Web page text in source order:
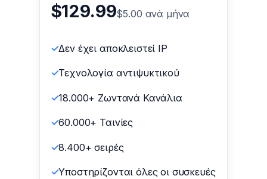
$129.99$5.00 ανά μήνα
Δεν έχει αποκλειστεί IP
Τεχνολογία αντιψυκτικού
18.000+ Ζωντανά Κανάλια
60.000+ Ταινίες
8.400+ σειρές
Υποστηρίζονται όλες οι συσκευές